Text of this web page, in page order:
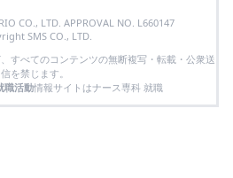
CO., LTD. APPROVAL NO. L660147
SMS CO., LTD.
すべてのコンテンツの無断複写・転載・公衆送
信を禁じます。
職活動情報サイトはナース専科 就職